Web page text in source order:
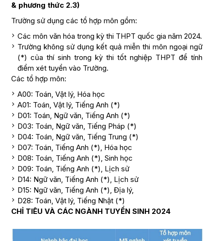
& phương thức 2.3)
Trường sử dụng các tổ hợp môn gồm:
Các môn văn hóa trong kỳ thi THPT quốc gia năm 2024.
Trường không sử dụng kết quả miễn thi môn ngoại ngữ
(*) của thí sinh trong kỳ thi tốt nghiệp THPT để tính
điểm xét tuyển vào Trường.
Các tổ hợp môn:
A00: Toán, Vật lý, Hóa học
A01: Toán, Vật lý, Tiếng Anh (*)
D01: Toán, Ngữ văn, Tiếng Anh (*)
D03: Toán, Ngữ văn, Tiếng Pháp (*)
D04: Toán, Ngữ văn, Tiếng Trung (*)
D07: Toán, Tiếng Anh (*), Hóa học
D08: Toán, Tiếng Anh (*), Sinh học
D09: Toán, Tiếng Anh (*), Lịch sử
D14: Ngữ văn, Tiếng Anh (*), Lịch sử
D15: Ngữ văn, Tiếng Anh (*), Địa lý,
D28: Toán, Vật lý, Tiếng Nhật (*)
CHỈ TIÊU VÀ CÁC NGÀNH TUYỂN SINH 2024